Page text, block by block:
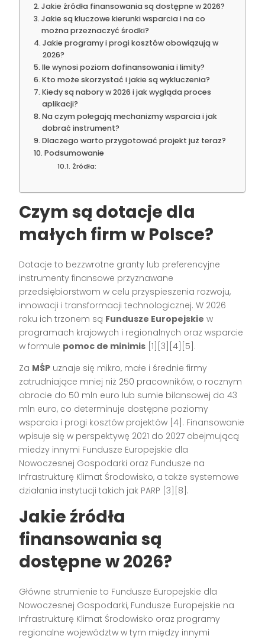
Jakie źródła finansowania są dostępne w 2026?
Jakie są kluczowe kierunki wsparcia i na co
można przeznaczyć środki?
Jakie programy i progi kosztów obowiązują w
2026?
Ile wynosi poziom dofinansowania i limity?
Kto może skorzystać i jakie są wykluczenia?
Kiedy są nabory w 2026 i jak wygląda proces
aplikacji?
Na czym polegają mechanizmy wsparcia i jak
dobrać instrument?
Dlaczego warto przygotować projekt już teraz?
Podsumowanie
Źródła:
Czym są dotacje dla
małych firm w Polsce?
Dotacje to bezzwrotne granty lub preferencyjne
instrumenty finansowe przyznawane
przedsiębiorstwom w celu przyspieszenia rozwoju,
innowacji i transformacji technologicznej. W 2026
roku ich trzonem są Fundusze Europejskie w
programach krajowych i regionalnych oraz wsparcie
w formule pomoc de minimis [1][3][4][5].
Za MŚP uznaje się mikro, małe i średnie firmy
zatrudniające mniej niż 250 pracowników, o rocznym
obrocie do 50 mln euro lub sumie bilansowej do 43
mln euro, co determinuje dostępne poziomy
wsparcia i progi kosztów projektów [4]. Finansowanie
wpisuje się w perspektywę 2021 do 2027 obejmującą
miedzy innymi Fundusze Europejskie dla
Nowoczesnej Gospodarki oraz Fundusze na
Infrastrukturę Klimat Środowisko, a także systemowe
działania instytucji takich jak PARP [3][8].
Jakie źródła
finansowania są
dostępne w 2026?
Główne strumienie to Fundusze Europejskie dla
Nowoczesnej Gospodarki, Fundusze Europejskie na
Infrastrukturę Klimat Środowisko oraz programy
regionalne województw w tym między innymi